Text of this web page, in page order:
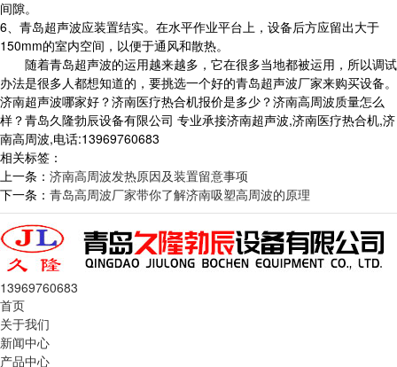
间隙。
6、青岛超声波应装置结实。在水平作业平台上，设备后方应留出大于
150mm的室内空间，以便于通风和散热。
随着青岛超声波的运用越来越多，它在很多当地都被运用，所以调试
办法是很多人都想知道的，要挑选一个好的青岛超声波厂家来购买设备。
济南超声波哪家好？济南医疗热合机报价是多少？济南高周波质量怎么
样？青岛久隆勃辰设备有限公司 专业承接济南超声波,济南医疗热合机,济
南高周波,电话:13969760683
相关标签：
上一条： 济南高周波发热原因及装置留意事项
下一条： 青岛高周波厂家带你了解济南吸塑高周波的原理
13969760683
首页
关于我们
新闻中心
产品中心